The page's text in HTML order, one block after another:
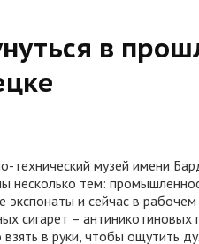
в
технический музей имени
несколько тем:
экспонаты и сейчас в
сигарет – антиникотиновых
в руки, чтобы ощутить